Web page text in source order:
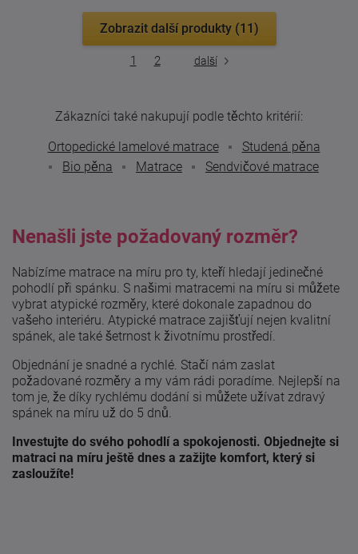
Zobrazit další produkty (11)
2
1 další
Zákazníci také nakupují podle těchto kritérií:
Ortopedické lamelové matrace
Studená pěna
Bio pěna
Matrace Sendvičové matrace
Nenašli jste požadovaný rozměr?
Nabízíme matrace na míru pro ty, kteří hledají jedinečné
pohodlí při spánku. S našimi matracemi na míru si můžete
vybrat atypické rozměry, které dokonale zapadnou do
vašeho interiéru. Atypické matrace zajišťují nejen kvalitní
spánek, ale také šetrnost k životnímu prostředí.
Objednání je snadné a rychlé. Stačí nám zaslat
požadované rozměry a my vám rádi poradíme. Nejlepší na
tom je, že díky rychlému dodání si můžete užívat zdravý
spánek na míru už do 5 dnů.
Investujte do svého pohodlí a spokojenosti. Objednejte si
matraci na míru ještě dnes a zažijte komfort, který si
zasloužíte!